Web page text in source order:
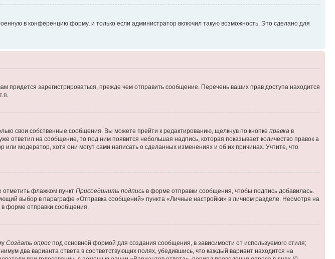
в конференцию форму, и только если администратор включил такую возможность. Это сделано для
зарегистрироваться, прежде чем отправить сообщение. Перечень ваших прав доступа находится
свои собственные сообщения. Вы можете прейти к редактированию, щелкнув по кнопке правка в
ответил на сообщение, то под ним появится небольшая надпись, которая показывает количество правок а
модератор, хотя они могут сами написать о сделанных изменениях и об их причинах. Учтите, что
флажком пункт Присоединить подпись в форме отправки сообщения, чтобы подпись добавилась.
выбор в параграфе «Отправка сообщений» пункта «Личные настройки» в личном разделе. Несмотря на
в форме отправки сообщения.
Создать опрос под основной формой для создания сообщения, в зависимости от используемого стиля;
два варианта ответа в соответствующих полях, убедившись, что каждый вариант находится на